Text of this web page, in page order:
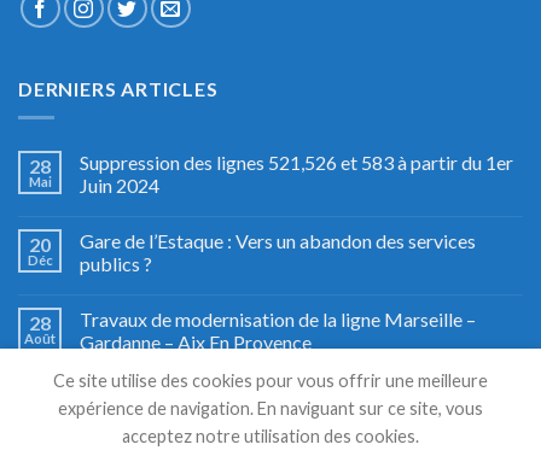
DERNIERS ARTICLES
28
Mai
Suppression des lignes 521,526 et 583 à partir du 1er
Juin 2024
20
Déc
Gare de l’Estaque : Vers un abandon des services
publics ?
28
Août
Travaux de modernisation de la ligne Marseille –
Gardanne – Aix En Provence
Fête du train à Miramas, le grand retour
Ce site utilise des cookies pour vous offrir une meilleure
expérience de navigation. En naviguant sur ce site, vous
acceptez notre utilisation des cookies.